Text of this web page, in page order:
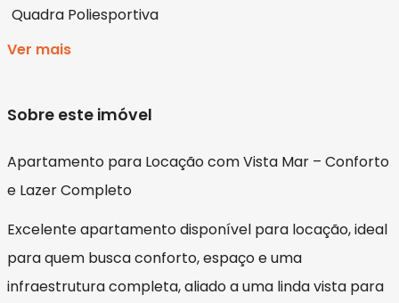
Quadra Poliesportiva
Ver mais
Sobre este imóvel
Apartamento para Locação com Vista Mar – Conforto
e Lazer Completo
Excelente apartamento disponível para locação, ideal
para quem busca conforto, espaço e uma
infraestrutura completa, aliado a uma linda vista para